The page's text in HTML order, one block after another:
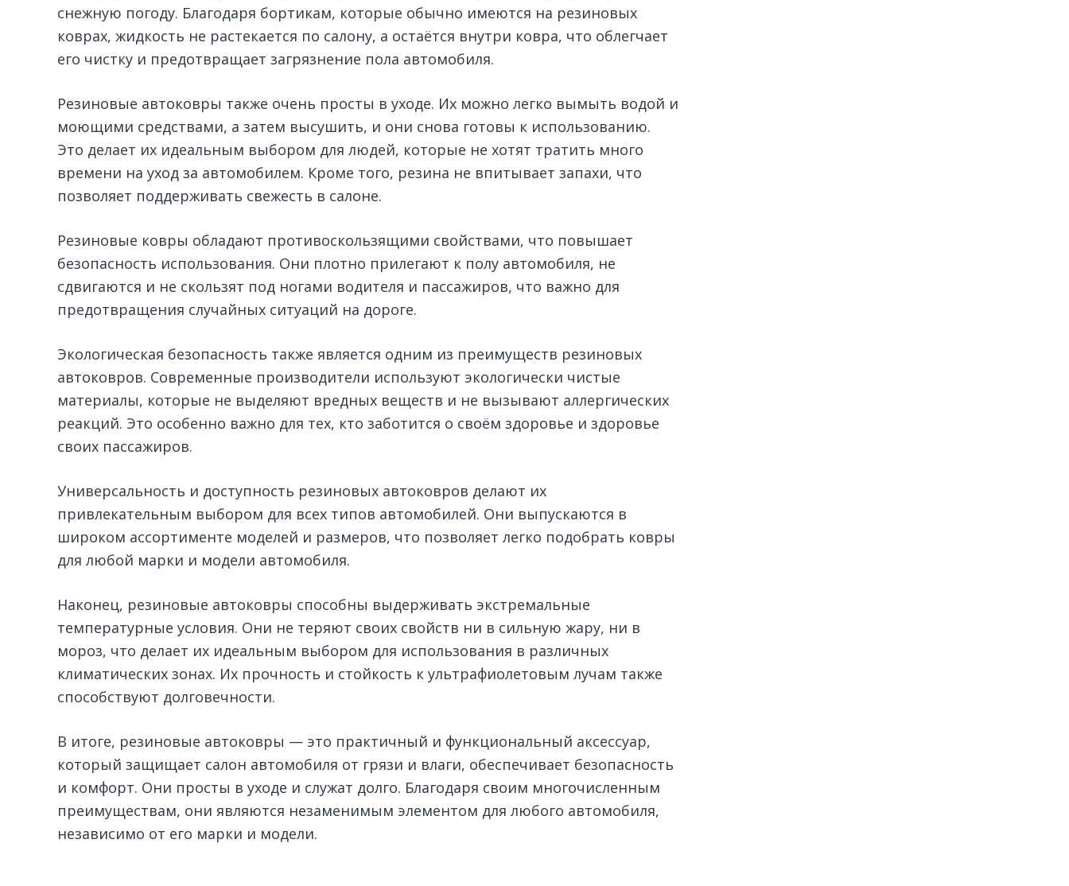
снежную погоду. Благодаря бортикам, которые обычно имеются на резиновых
коврах, жидкость не растекается по салону, а остаётся внутри ковра, что облегчает
его чистку и предотвращает загрязнение пола автомобиля.
Резиновые автоковры также очень просты в уходе. Их можно легко вымыть водой и
моющими средствами, а затем высушить, и они снова готовы к использованию.
Это делает их идеальным выбором для людей, которые не хотят тратить много
времени на уход за автомобилем. Кроме того, резина не впитывает запахи, что
позволяет поддерживать свежесть в салоне.
Резиновые ковры обладают противоскользящими свойствами, что повышает
безопасность использования. Они плотно прилегают к полу автомобиля, не
сдвигаются и не скользят под ногами водителя и пассажиров, что важно для
предотвращения случайных ситуаций на дороге.
Экологическая безопасность также является одним из преимуществ резиновых
автоковров. Современные производители используют экологически чистые
материалы, которые не выделяют вредных веществ и не вызывают аллергических
реакций. Это особенно важно для тех, кто заботится о своём здоровье и здоровье
своих пассажиров.
Универсальность и доступность резиновых автоковров делают их
привлекательным выбором для всех типов автомобилей. Они выпускаются в
широком ассортименте моделей и размеров, что позволяет легко подобрать ковры
для любой марки и модели автомобиля.
Наконец, резиновые автоковры способны выдерживать экстремальные
температурные условия. Они не теряют своих свойств ни в сильную жару, ни в
мороз, что делает их идеальным выбором для использования в различных
климатических зонах. Их прочность и стойкость к ультрафиолетовым лучам также
способствуют долговечности.
В итоге, резиновые автоковры — это практичный и функциональный аксессуар,
который защищает салон автомобиля от грязи и влаги, обеспечивает безопасность
и комфорт. Они просты в уходе и служат долго. Благодаря своим многочисленным
преимуществам, они являются незаменимым элементом для любого автомобиля,
независимо от его марки и модели.